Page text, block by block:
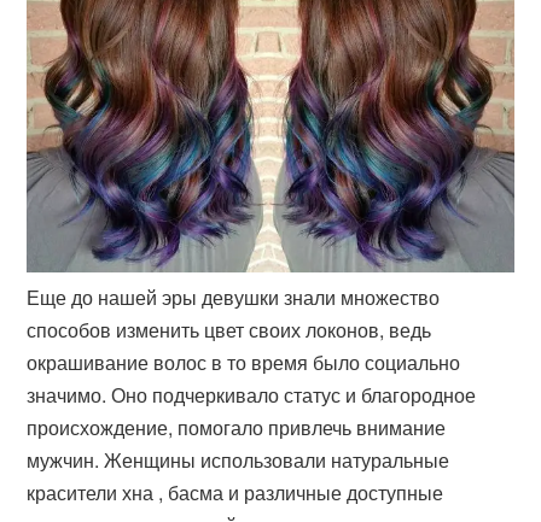
Еще до нашей эры девушки знали множество
способов изменить цвет своих локонов, ведь
окрашивание волос в то время было социально
значимо. Оно подчеркивало статус и благородное
происхождение, помогало привлечь внимание
мужчин. Женщины использовали натуральные
красители хна , басма и различные доступные